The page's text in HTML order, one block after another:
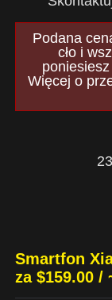
Podana
cło i
Więcej o
Smartfon
za $159.00 /